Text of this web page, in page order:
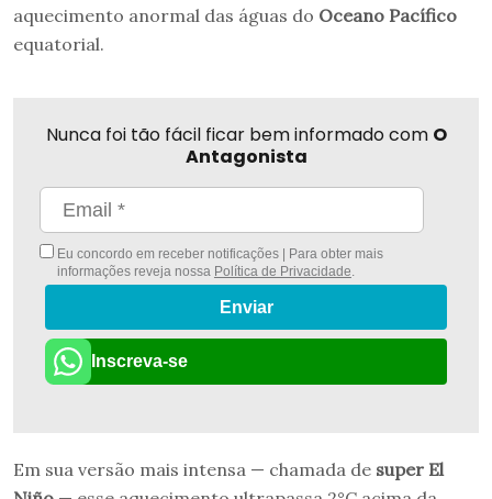
aquecimento anormal das águas do Oceano Pacífico
equatorial.
Nunca foi tão fácil ficar bem informado com O
Antagonista
Eu concordo em receber notificações | Para obter mais
informações reveja nossa Política de Privacidade.
Enviar
Inscreva-se
Em sua versão mais intensa — chamada de super El